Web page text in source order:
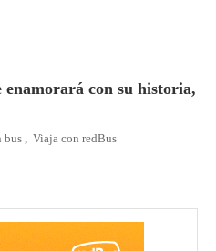
con su historia,
bus , Viaja con redBus